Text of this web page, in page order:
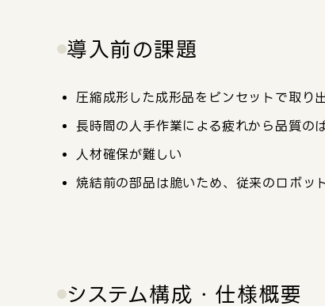
導入前の課題
圧縮成形した成形品をピンセットで取り
長時間の人手作業による疲れから品質の
人材確保が難しい
焼結前の部品は脆いため、従来のロボッ
システム構成・仕様概要